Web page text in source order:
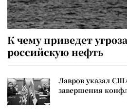
К чему приведет
российскую нефть
Лавров указал
завершения